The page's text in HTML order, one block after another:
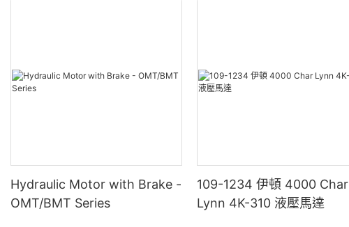
Hydraulic Motor with Brake -
OMT/BMT Series
109-1234 伊頓 4000 Char
Lynn 4K-310 液壓馬達